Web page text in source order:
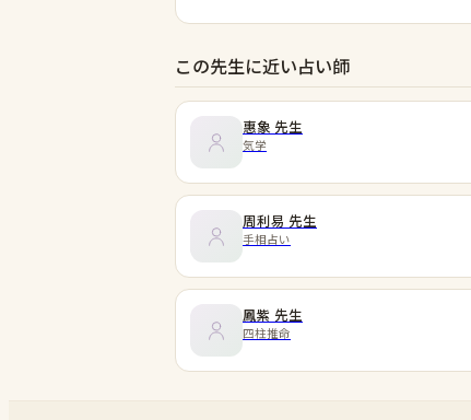
この先生に近い占い師
惠象 先生
気学
周利易 先生
手相占い
鳳紫 先生
四柱推命